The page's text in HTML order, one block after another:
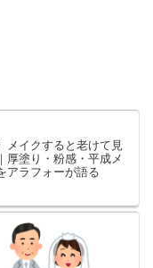
メイクすると老けて見
厚塗り・粉感・平成メ
アラフォーが語る